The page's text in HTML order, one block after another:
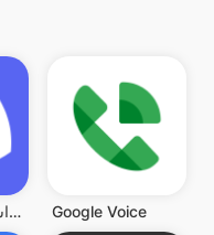
Discord - تحدث والعب واستمتع Google Voice